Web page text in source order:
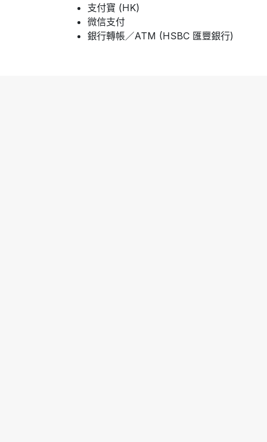
支付寶 (HK)
微信支付
銀行轉帳／ATM (HSBC 匯豐銀行)